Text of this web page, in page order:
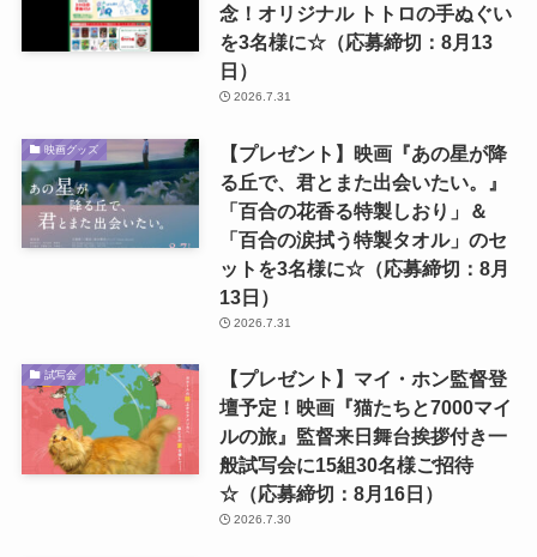
念！オリジナル トトロの手ぬぐい
を3名様に☆（応募締切：8月13
日）
2026.7.31
映画グッズ
【プレゼント】映画『あの星が降
る丘で、君とまた出会いたい。』
「百合の花香る特製しおり」＆
「百合の涙拭う特製タオル」のセ
ットを3名様に☆（応募締切：8月
13日）
2026.7.31
試写会
【プレゼント】マイ・ホン監督登
壇予定！映画『猫たちと7000マイ
ルの旅』監督来日舞台挨拶付き一
般試写会に15組30名様ご招待
☆（応募締切：8月16日）
2026.7.30